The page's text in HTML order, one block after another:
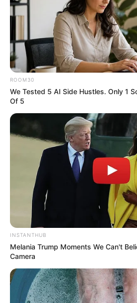
Digər xəbərlər
10:48 / 06 Avqust 2026
Ekoloqdan ekoloji bərpa
MÜHÜM AÇIQLAMA:
müdaxilə qaçılmazdır?
29
ROOM30
We Tested 5 AI Side Hustles. Only 1
Of 5
INSTANTHUB
Melania Trump Moments We Can't
Camera